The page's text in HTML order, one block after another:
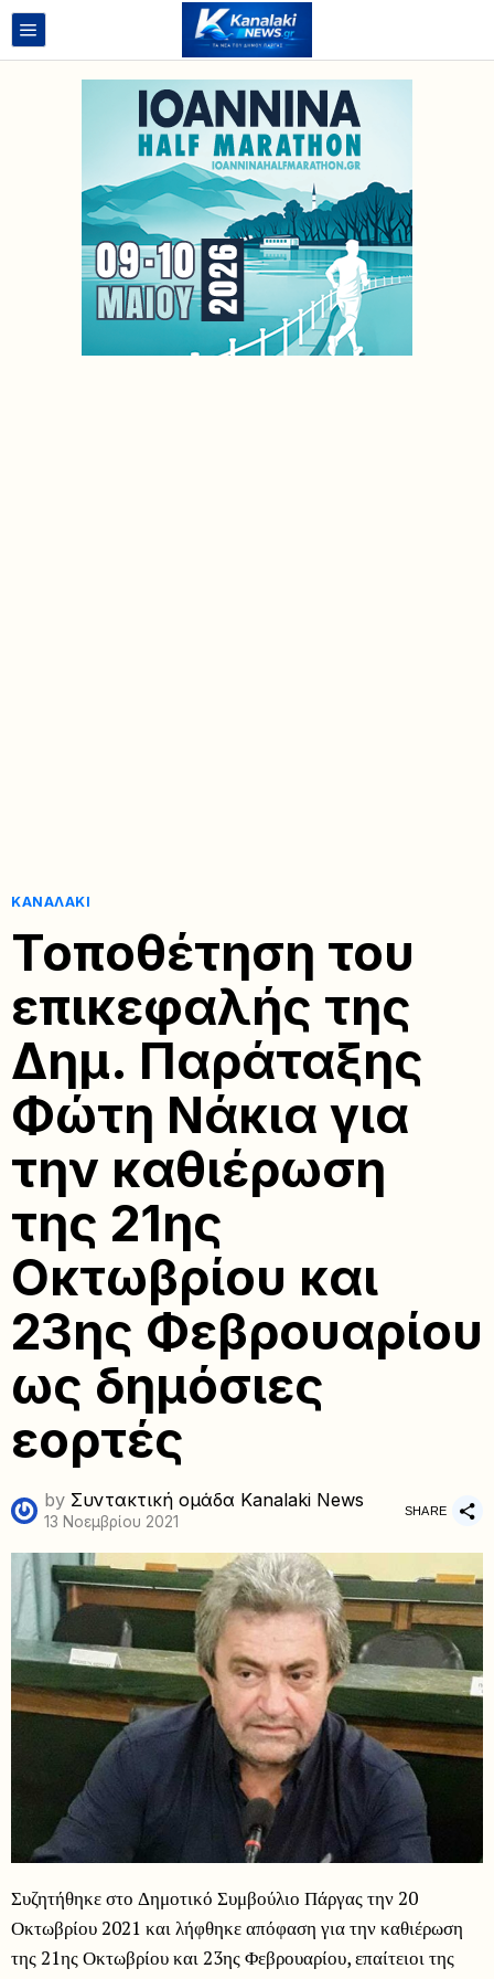
ΚΑΝΑΛΆΚΙ
Τοποθέτηση του
επικεφαλής της
Δημ. Παράταξης
Φώτη Νάκια για
την καθιέρωση
της 21ης
Οκτωβρίου και
23ης Φεβρουαρίου
ως δημόσιες
εορτές
by Συντακτική ομάδα Kanalaki News
13 Νοεμβρίου 2021
SHARE
Συζητήθηκε στο Δημοτικό Συμβούλιο Πάργας την 20
Οκτωβρίου 2021 και λήφθηκε απόφαση για την καθιέρωση
της 21ης Οκτωβρίου και 23ης Φεβρουαρίου, επαίτειοι της